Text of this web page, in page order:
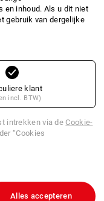
5 ZAKKEN- EN
vier kleinere
draagt u het liefst aan de
spontaan van zijde of
de short e.s.tool concept
om deze vorm te
mogelijk gemaakt
in enkele seconden
en inhoud. Als u dit niet
gebruik van dergelijke
klant
incl. BTW)
intrekken via deCookie-
“Cookies
Alles accepteren